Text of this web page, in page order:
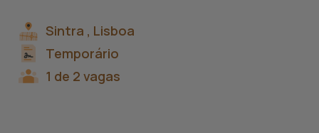
Sintra , Lisboa
Temporário
1 de 2 vagas